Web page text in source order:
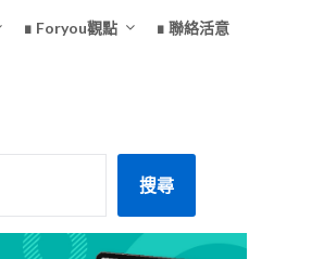
∎ Foryou觀點 ∎ 聯絡活意
搜尋